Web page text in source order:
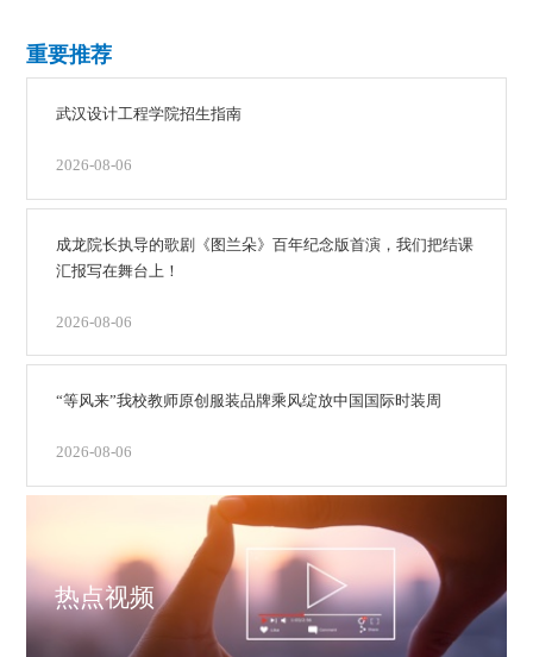
重要推荐
武汉设计工程学院招生指南
2026-08-06
成龙院长执导的歌剧《图兰朵》百年纪念版首演，我们把结课
汇报写在舞台上！
2026-08-06
“等风来”我校教师原创服装品牌乘风绽放中国国际时装周
2026-08-06
热点视频